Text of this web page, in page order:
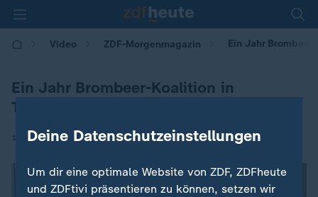
Video ZDF-Morgenmagazin Ein Jahr
Ein Jahr Brombeer-Koalition in
Thüringen
12.12.2025 | 05:30
Deine Datenschutzeinstellungen
Um dir eine optimale Website von ZDF, ZDFheute
und ZDFtivi präsentieren zu können, setzen wir